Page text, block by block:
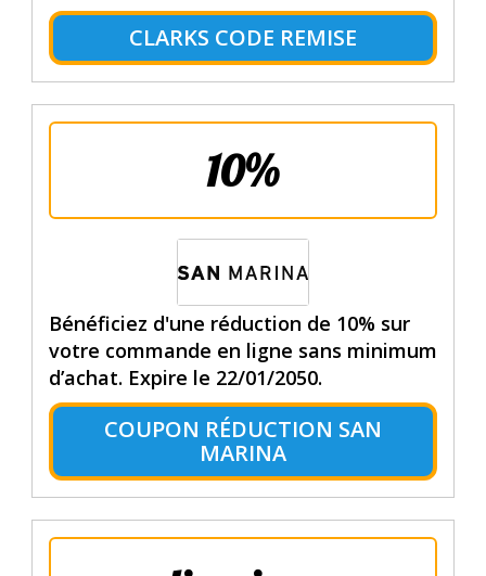
CLARKS CODE REMISE
10%
Bénéficiez d'une réduction de 10% sur
votre commande en ligne sans minimum
d’achat. Expire le 22/01/2050.
COUPON RÉDUCTION SAN
MARINA